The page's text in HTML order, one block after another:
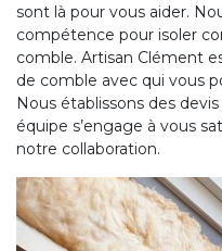
sont là pour vous aider.
compétence pour isoler
comble. Artisan Clément
de comble avec qui vous
Nous établissons des
équipe s’engage à vous
notre collaboration.